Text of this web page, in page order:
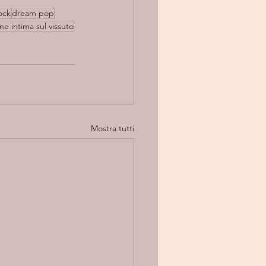
dream pop
intima sul vissuto
Mostra tutti